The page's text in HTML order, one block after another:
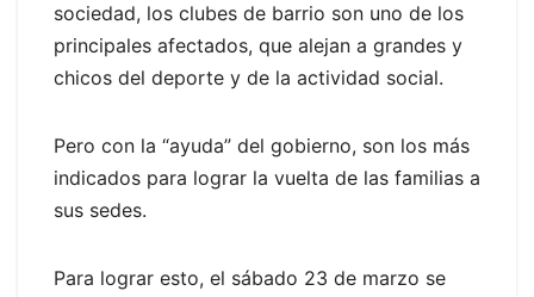
sociedad, los clubes de barrio son uno de los
principales afectados, que alejan a grandes y
chicos del deporte y de la actividad social.
Pero con la “ayuda” del gobierno, son los más
indicados para lograr la vuelta de las familias a
sus sedes.
Para lograr esto, el sábado 23 de marzo se